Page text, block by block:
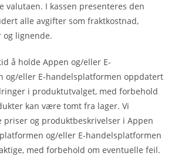
valutaen. I kassen presenteres den
alle avgifter som fraktkostnad,
og lignende.
å holde Appen og/eller E-
og/eller E-handelsplatformen oppdatert
i produktutvalget, med forbehold
kan være tomt fra lager. Vi
og produktbeskrivelser i Appen
og/eller E-handelsplatformen
med forbehold om eventuelle feil.